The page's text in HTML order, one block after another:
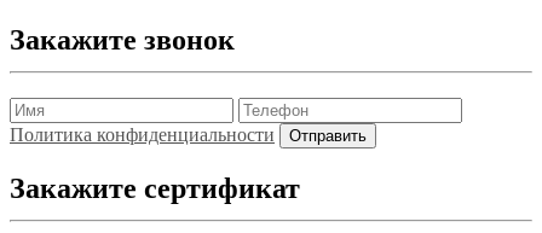
Закажите звонок
Политика конфиденциальности
Закажите сертификат